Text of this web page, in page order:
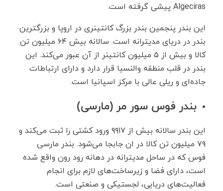
Algeciras پیشی گرفته است.
این بندر پنجمین بندر بزرگ کانتینری در اروپا و بزرگترین
بندر در دریای مدیترانه است. سالانه بیش ۶۴ میلیون تن
کالا و بیش از ۵ میلیون کانتینر از آن عبور می‌کند. این
بندر در قلب منطقه والنسیا قرار دارد و دارای ارتباطات
جاده‌ای و ریلی عالی با مرکز اسپانیا است.
بندر فوس سور مر (مارسی)
این بندر سالانه بیش از ۹۹۱۷ ورود کشتی را ثبت می‌کند و
۷۹ میلیون تن کالا در ان جابجا می‌شود. بندر مارسی
فوس که در ساحل مدیترانه در دهانه رود رون واقع شده
است، دارای فضا و زیرساخت‌های لازم برای انجام
فعالیت‌های دریایی، لجستیکی و صنعتی است.